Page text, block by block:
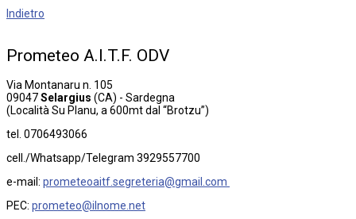
Indietro
Prometeo A.I.T.F. ODV
Via Montanaru n. 105
09047Selargius (CA) - Sardegna
(Località Su Planu, a 600mt dal “Brotzu”)
tel. 0706493066
cell./Whatsapp/Telegram 3929557700
e-mail: prometeoaitf.segreteria@gmail.com
PEC: prometeo@ilnome.net